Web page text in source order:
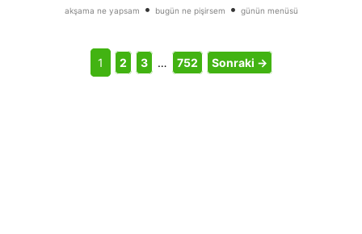
akşama ne yapsam • bugün ne pişirsem • günün menüsü
1 2 3 … 752 Sonraki →